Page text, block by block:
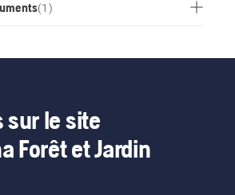
(1 )
sur le site
Forêt et Jardin